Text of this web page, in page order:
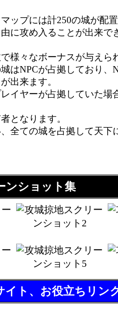
ップには計250の城が配
に攻め入ることが出来で
様々なボーナスが与えら
はNPCが占拠しており、
出来ます。
イヤーが占拠していた場
となります。
全ての城を占拠して天下
ンショット集
イト、お役立ちリン